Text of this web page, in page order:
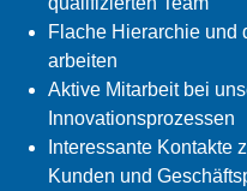
Flache Hierarchie und
arbeiten
Aktive Mitarbeit bei
Innovationsprozessen
Interessante Kontakte
Kunden und